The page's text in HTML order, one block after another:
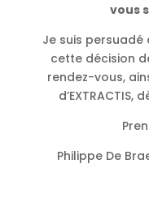
vous
Je suis
cette décision
rendez-vous,
Philippe De